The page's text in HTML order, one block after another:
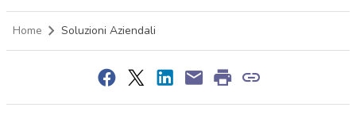
Home Soluzioni Aziendali